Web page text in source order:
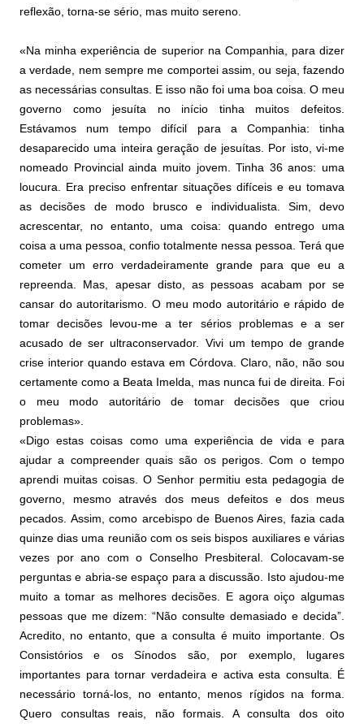
reflexão, torna-se sério, mas muito sereno.
«Na minha experiência de superior na Companhia, para dizer
a verdade, nem sempre me comportei assim, ou seja, fazendo
as necessárias consultas. E isso não foi uma boa coisa. O meu
governo como jesuíta no início tinha muitos defeitos.
Estávamos num tempo difícil para a Companhia: tinha
desaparecido uma inteira geração de jesuítas. Por isto, vi-me
nomeado Provincial ainda muito jovem. Tinha 36 anos: uma
loucura. Era preciso enfrentar situações difíceis e eu tomava
as decisões de modo brusco e individualista. Sim, devo
acrescentar, no entanto, uma coisa: quando entrego uma
coisa a uma pessoa, confio totalmente nessa pessoa. Terá que
cometer um erro verdadeiramente grande para que eu a
repreenda. Mas, apesar disto, as pessoas acabam por se
cansar do autoritarismo. O meu modo autoritário e rápido de
tomar decisões levou-me a ter sérios problemas e a ser
acusado de ser ultraconservador. Vivi um tempo de grande
crise interior quando estava em Córdova. Claro, não, não sou
certamente como a Beata Imelda, mas nunca fui de direita. Foi
o meu modo autoritário de tomar decisões que criou
problemas».
«Digo estas coisas como uma experiência de vida e para
ajudar a compreender quais são os perigos. Com o tempo
aprendi muitas coisas. O Senhor permitiu esta pedagogia de
governo, mesmo através dos meus defeitos e dos meus
pecados. Assim, como arcebispo de Buenos Aires, fazia cada
quinze dias uma reunião com os seis bispos auxiliares e várias
vezes por ano com o Conselho Presbiteral. Colocavam-se
perguntas e abria-se espaço para a discussão. Isto ajudou-me
muito a tomar as melhores decisões. E agora oiço algumas
pessoas que me dizem: “Não consulte demasiado e decida”.
Acredito, no entanto, que a consulta é muito importante. Os
Consistórios e os Sínodos são, por exemplo, lugares
importantes para tornar verdadeira e activa esta consulta. É
necessário torná-los, no entanto, menos rígidos na forma.
Quero consultas reais, não formais. A consulta dos oito